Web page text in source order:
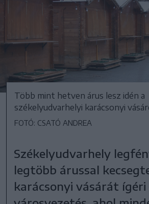
Több mint hetven árus lesz idén a
székelyudvarhelyi karácsonyi
FOTÓ: CSATÓ ANDREA
Székelyudvarhely
legtöbb árussal
karácsonyi vásárát ígéri